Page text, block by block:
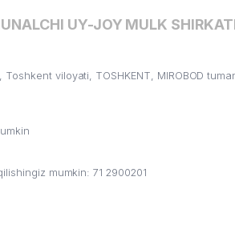
UY-JOY MULK
viloyati, TOSHKENT, MIROBOD
mumkin: 71 2900201